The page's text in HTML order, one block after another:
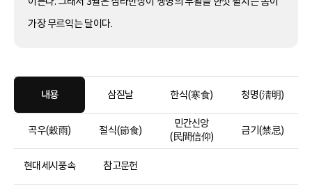
가장 무르익는 달이다.
내용 삼짇날 한식(寒食) 청명(淸明)
곡우(穀雨) 절식(節食)
민간신앙
(民間信仰)
금기(禁忌)
현대세시풍속 참고문헌